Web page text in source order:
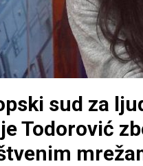
sud za
Todorović